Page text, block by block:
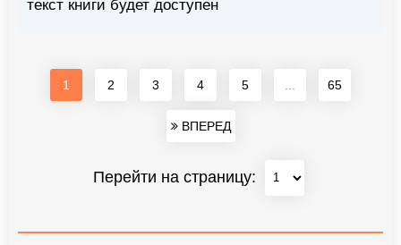
текст книги будет доступен
1 2 3 4 5 65
ВПЕРЕД
Перейти на страницу: